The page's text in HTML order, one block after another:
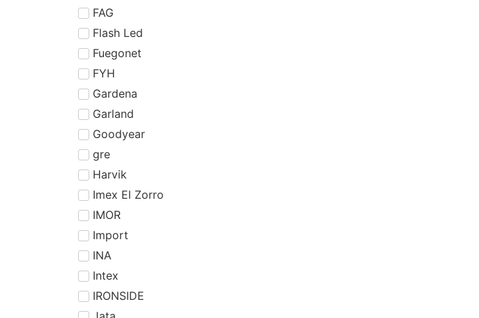
FAG
Flash Led
Fuegonet
FYH
Gardena
Garland
Goodyear
gre
Harvik
Imex El Zorro
IMOR
Import
INA
Intex
IRONSIDE